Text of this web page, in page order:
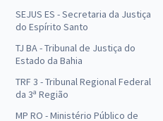
SEJUS ES - Secretaria da Justiça
do Espírito Santo
TJ BA - Tribunal de Justiça do
Estado da Bahia
TRF 3 - Tribunal Regional Federal
da 3ª Região
MP RO - Ministério Público de